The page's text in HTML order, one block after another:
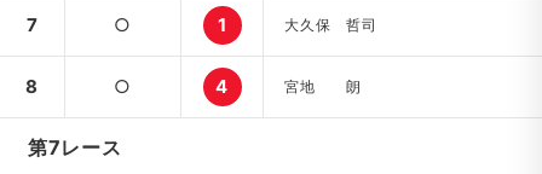
7 ○ 1 大久保 哲司
8 ○ 4 宮地 朗
第7レース